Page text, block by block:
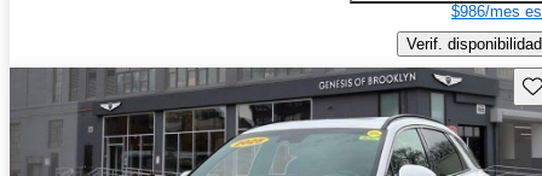
$986/mes
Verif. disponibilidad